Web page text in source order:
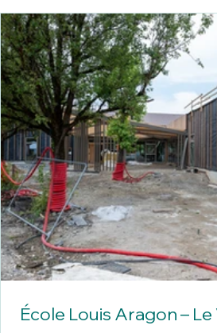
École Louis Aragon –